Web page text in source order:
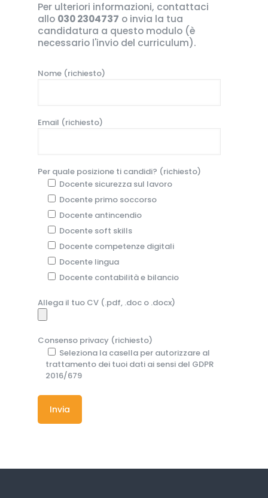
Per ulteriori informazioni, contattaci
allo 030 2304737 o invia la tua
candidatura a questo modulo (è
necessario l'invio del curriculum).
Nome (richiesto)
Email (richiesto)
Per quale posizione ti candidi? (richiesto)
Docente sicurezza sul lavoro
Docente primo soccorso
Docente antincendio
Docente soft skills
Docente competenze digitali
Docente lingua
Docente contabilità e bilancio
Allega il tuo CV (.pdf, .doc o .docx)
Consenso privacy (richiesto)
Seleziona la casella per autorizzare al
trattamento dei tuoi dati ai sensi del GDPR
2016/679